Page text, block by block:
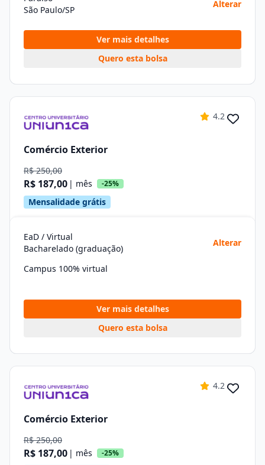
São Paulo/SP
Alterar
Ver mais detalhes
Quero esta bolsa
4.2
Comércio Exterior
R$ 250,00
R$ 187,00 | mês -25%
Mensalidade grátis
EaD / Virtual
Bacharelado (graduação)
Alterar
Campus 100% virtual
Ver mais detalhes
Quero esta bolsa
4.2
Comércio Exterior
R$ 250,00
R$ 187,00 | mês -25%